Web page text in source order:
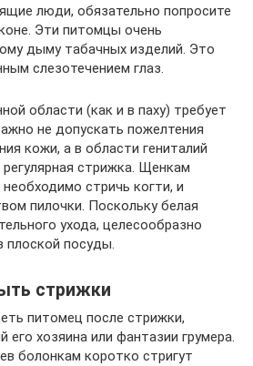
люди, обязательно попросите
Эти питомцы очень
дыму табачных изделий. Это
слезотечением глаз.
области (как и в паху) требует
не допускать пожелтения
кожи, а в области гениталий
стрижка. Щенкам
стричь когти, и
пилочки. Поскольку белая
ухода, целесообразно
плоской посуды.
стрижки
питомец после стрижки,
его хозяина или фантазии грумера.
болонкам коротко стригут